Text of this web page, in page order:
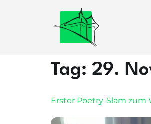
Tag: 29.
Erster Poetry-Slam zum